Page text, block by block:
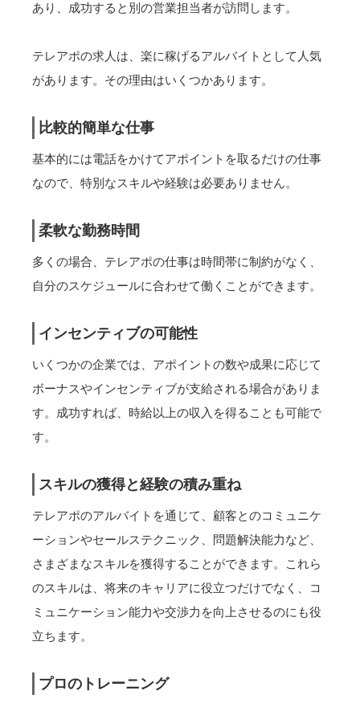
あり、成功すると別の営業担当者が訪問します。
テレアポの求人は、楽に稼げるアルバイトとして人気
があります。その理由はいくつかあります。
比較的簡単な仕事
基本的には電話をかけてアポイントを取るだけの仕事
なので、特別なスキルや経験は必要ありません。
柔軟な勤務時間
多くの場合、テレアポの仕事は時間帯に制約がなく、
自分のスケジュールに合わせて働くことができます。
インセンティブの可能性
いくつかの企業では、アポイントの数や成果に応じて
ボーナスやインセンティブが支給される場合がありま
す。成功すれば、時給以上の収入を得ることも可能で
す。
スキルの獲得と経験の積み重ね
テレアポのアルバイトを通じて、顧客とのコミュニケ
ーションやセールステクニック、問題解決能力など、
さまざまなスキルを獲得することができます。これら
のスキルは、将来のキャリアに役立つだけでなく、コ
ミュニケーション能力や交渉力を向上させるのにも役
立ちます。
プロのトレーニング